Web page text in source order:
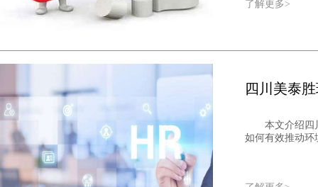
了解更多>
四川美泰
本文介绍四
如何有效推动环